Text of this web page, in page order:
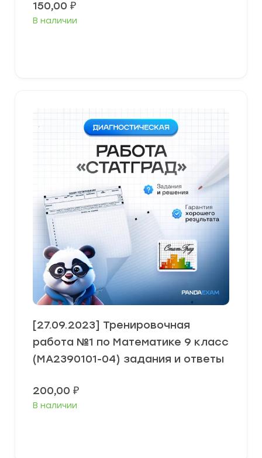
150,00 ₽
В наличии
[27.09.2023] Тренировочная
работа №1 по Математике 9 класс
(МА2390101-04) задания и ответы
200,00 ₽
В наличии